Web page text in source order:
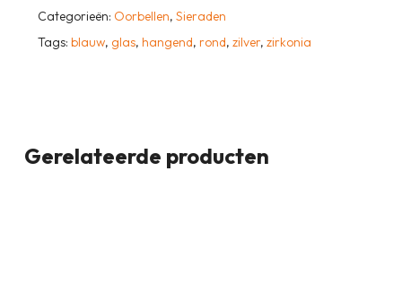
Categorieën: Oorbellen, Sieraden
Tags: blauw, glas, hangend, rond, zilver, zirkonia
Gerelateerde producten